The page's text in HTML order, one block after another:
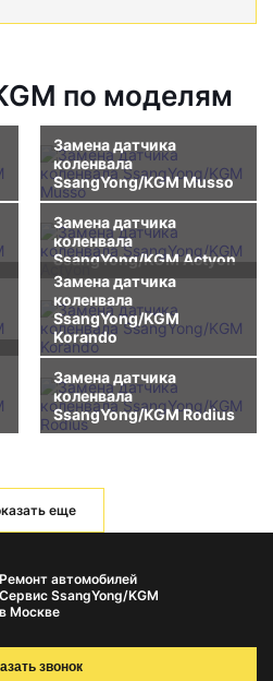
по моделям
Замена датчика
коленвала
SsangYong/KGM Musso
Замена датчика
коленвала
SsangYong/KGM Actyon
Замена датчика
коленвала
SsangYong/KGM
Korando
Замена датчика
коленвала
SsangYong/KGM Rodius
еще
Ремонт автомобилей
Сервис SsangYong/KGM
в Москве
звонок